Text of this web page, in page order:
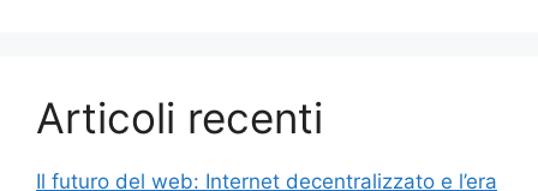
Articoli recenti
Il futuro del web: Internet decentralizzato e l’era